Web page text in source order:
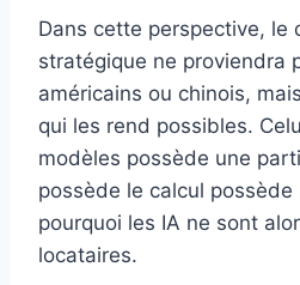
Dans cette perspective, le
stratégique ne proviendra
américains ou chinois,
qui les rend possibles.
modèles possède une
possède le calcul possède
pourquoi les IA ne sont
locataires.